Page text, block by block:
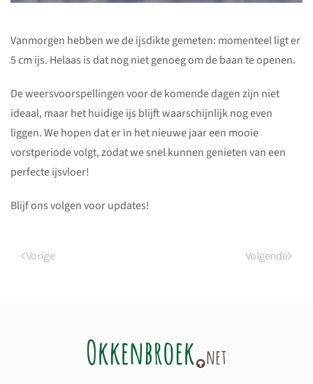
Vanmorgen hebben we de ijsdikte gemeten: momenteel ligt er
5 cm ijs. Helaas is dat nog niet genoeg om de baan te openen.
De weersvoorspellingen voor de komende dagen zijn niet
ideaal, maar het huidige ijs blijft waarschijnlijk nog even
liggen. We hopen dat er in het nieuwe jaar een mooie
vorstperiode volgt, zodat we snel kunnen genieten van een
perfecte ijsvloer!
Blijf ons volgen voor updates!
Vorige Volgende